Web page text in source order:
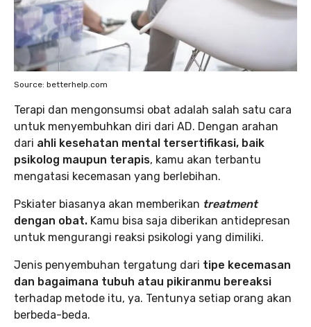
Source: betterhelp.com
Terapi dan mengonsumsi obat adalah salah satu cara
untuk menyembuhkan diri dari AD. Dengan arahan
dari ahli kesehatan mental tersertifikasi, baik
psikolog maupun terapis, kamu akan terbantu
mengatasi kecemasan yang berlebihan.
Pskiater biasanya akan memberikan treatment
dengan obat. Kamu bisa saja diberikan antidepresan
untuk mengurangi reaksi psikologi yang dimiliki.
Jenis penyembuhan tergatung dari tipe kecemasan
dan bagaimana tubuh atau pikiranmu bereaksi
terhadap metode itu, ya. Tentunya setiap orang akan
berbeda-beda.